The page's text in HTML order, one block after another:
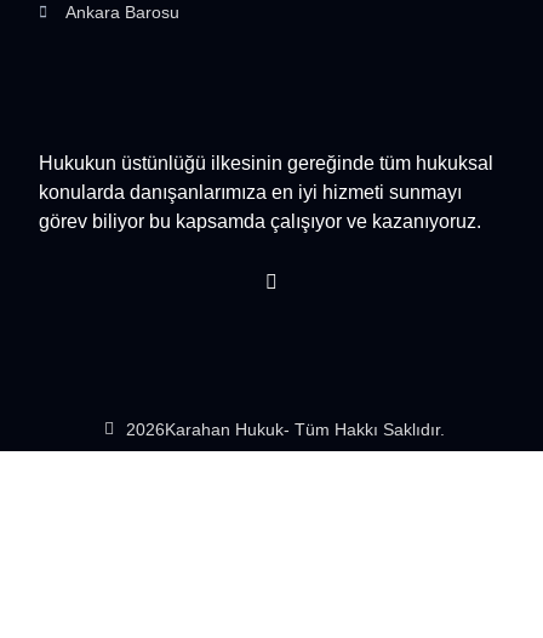
Hukukun üstünlüğü ilkesinin gereğinde tüm hukuksal
konularda danışanlarımıza en iyi hizmeti sunmayı
görev biliyor bu kapsamda çalışıyor ve kazanıyoruz.
Ankara Barosu
2026Karahan Hukuk- Tüm Hakkı Saklıdır.